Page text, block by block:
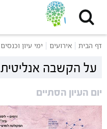
דף הבית אירועים ימי עיון וכנסים
על הקשבה אנליטית
יום העיון הסתיים